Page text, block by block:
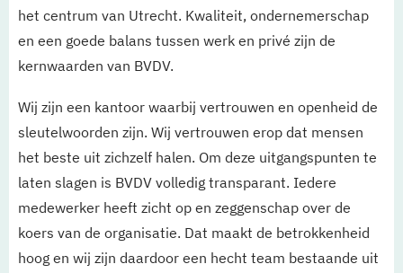
het centrum van Utrecht. Kwaliteit, ondernemerschap
en een goede balans tussen werk en privé zijn de
kernwaarden van BVDV.
Wij zijn een kantoor waarbij vertrouwen en openheid de
sleutelwoorden zijn. Wij vertrouwen erop dat mensen
het beste uit zichzelf halen. Om deze uitgangspunten te
laten slagen is BVDV volledig transparant. Iedere
medewerker heeft zicht op en zeggenschap over de
koers van de organisatie. Dat maakt de betrokkenheid
hoog en wij zijn daardoor een hecht team bestaande uit